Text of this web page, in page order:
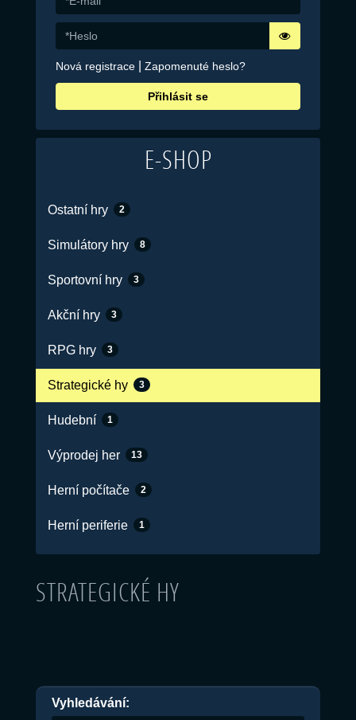
Nová registrace Zapomenuté heslo?
Přihlásit se
E-SHOP
Ostatní hry 2
Simulátory hry 8
Sportovní hry 3
Akční hry 3
RPG hry 3
Strategické hy 3
Hudební 1
Výprodej her 13
Herní počítače 2
Herní periferie 1
STRATEGICKÉ HY
Vyhledávání: